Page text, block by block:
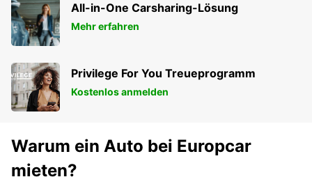
All-in-One Carsharing-Lösung
Mehr erfahren
Privilege For You Treueprogramm
Kostenlos anmelden
Warum ein Auto bei Europcar
mieten?